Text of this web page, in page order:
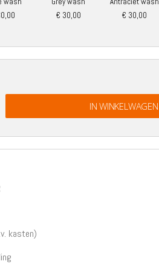
€ 30,00
€ 30,00
IN WINKELWAGEN
kasten)